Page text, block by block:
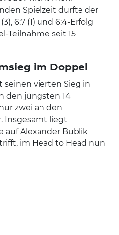
Spielzeit durfte der
6:7 (1) und 6:4-Erfolg
Teilnahme seit 15
im Doppel
seinen vierten Sieg in
den jüngsten 14
zwei an den
Insgesamt liegt
auf Alexander Bublik
im Head to Head nun